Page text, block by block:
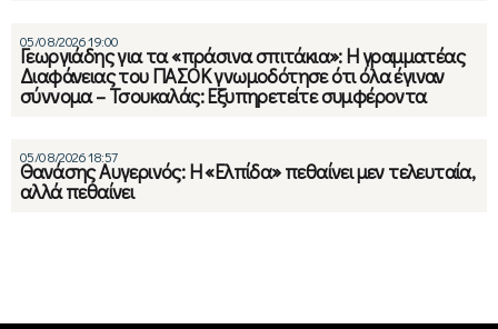
05/08/2026 19:00
Γεωργιάδης για τα «πράσινα σπιτάκια»: Η γραμματέας
Διαφάνειας του ΠΑΣΟΚ γνωμοδότησε ότι όλα έγιναν
σύννομα – Τσουκαλάς: Εξυπηρετείτε συμφέροντα
05/08/2026 18:57
Θανάσης Αυγερινός: Η «Ελπίδα» πεθαίνει μεν τελευταία,
αλλά πεθαίνει